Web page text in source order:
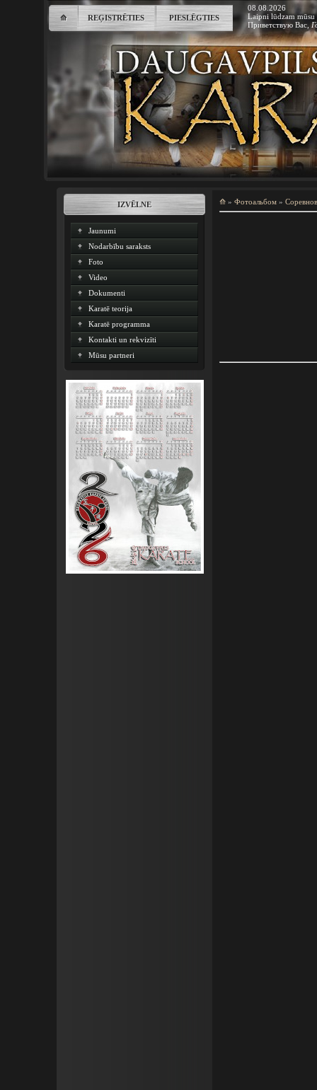
⟰ REĢISTRĒTIES PIESLĒGTIES
08.08.2026
Laipni lūdzam mūsu
Приветствую Вас ,
IZVĒLNE
Jaunumi
Nodarbību saraksts
Foto
Video
Dokumenti
Karatē teorija
Karatē programma
Kontakti un rekvizīti
Mūsu partneri
⟰ » Фотоальбом »